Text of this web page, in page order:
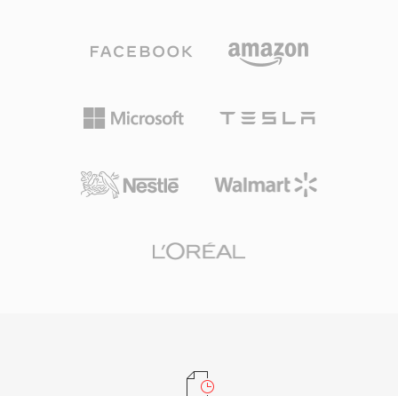
率编码、自适应多比特率流以及为不稳定连接设计
期,RealPlayer 安装量达数亿台 PC,BBC 和 NPR
等广播机构均依赖 RealAudio 进行在线音频流传
念,这一概念影响了后来的 HLS 和 DASH 等标准。